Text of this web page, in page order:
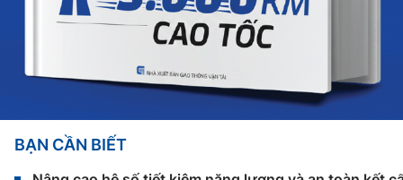
BẠN CẦN BIẾT